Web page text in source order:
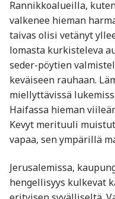
Rannikkoalueilla,
valkenee hieman
taivas olisi vetänyt
lomasta kurkisteleva
seder-pöytien
keväiseen rauhaan.
miellyttävissä
Haifassa hieman
Kevyt merituuli
vapaa, sen ympärillä
Jerusalemissa,
hengellisyys kulkevat